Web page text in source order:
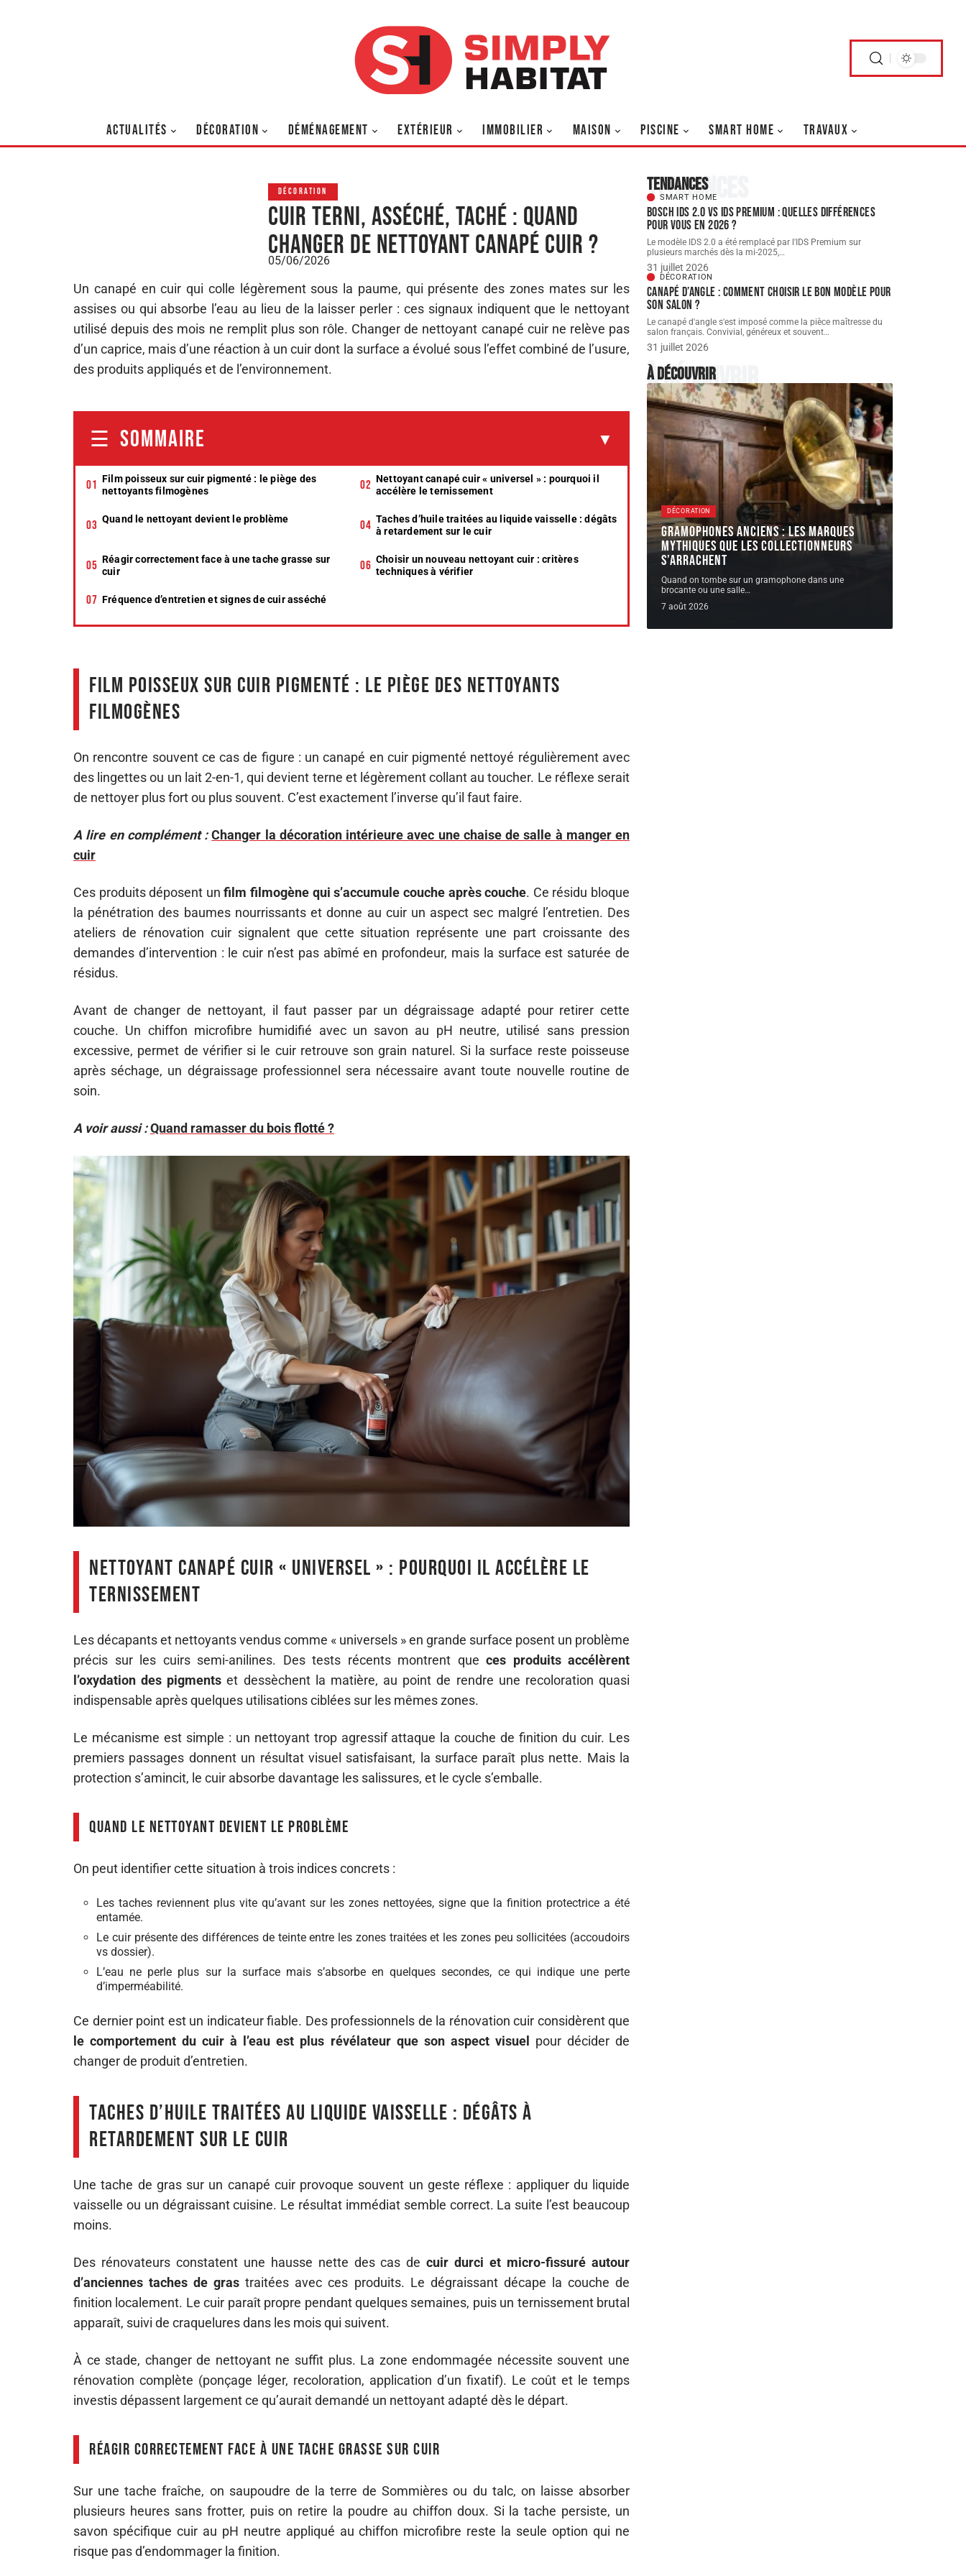
ACTUALITÉS DÉCORATION DÉMÉNAGEMENT EXTÉRIEUR IMMOBILIER MAISON PISCINE SMART HOME TRAVAUX
DÉCORATION
Cuir terni, asséché, taché : quand
changer de nettoyant Canapé cuir ?
05/06/2026
Un canapé en cuir qui colle légèrement sous la paume, qui présente des zones mates sur les
assises ou qui absorbe l’eau au lieu de la laisser perler : ces signaux indiquent que le nettoyant
utilisé depuis des mois ne remplit plus son rôle. Changer de nettoyant canapé cuir ne relève pas
d’un caprice, mais d’une réaction à un cuir dont la surface a évolué sous l’effet combiné de l’usure,
des produits appliqués et de l’environnement.
SOMMAIRE
Film poisseux sur cuir pigmenté : le piège des
nettoyants filmogènes
Nettoyant canapé cuir « universel » : pourquoi il
accélère le ternissement
Quand le nettoyant devient le problème
Taches d’huile traitées au liquide vaisselle : dégâts
à retardement sur le cuir
Réagir correctement face à une tache grasse sur
cuir
Choisir un nouveau nettoyant cuir : critères
techniques à vérifier
Fréquence d’entretien et signes de cuir asséché
Film poisseux sur cuir pigmenté : le piège des nettoyants
filmogènes
On rencontre souvent ce cas de figure : un canapé en cuir pigmenté nettoyé régulièrement avec
des lingettes ou un lait 2-en-1, qui devient terne et légèrement collant au toucher. Le réflexe serait
de nettoyer plus fort ou plus souvent. C’est exactement l’inverse qu’il faut faire.
A lire en complément : Changer la décoration intérieure avec une chaise de salle à manger en
cuir
Ces produits déposent unfilm filmogène qui s’accumule couche après couche. Ce résidu bloque
la pénétration des baumes nourrissants et donne au cuir un aspect sec malgré l’entretien. Des
ateliers de rénovation cuir signalent que cette situation représente une part croissante des
demandes d’intervention : le cuir n’est pas abîmé en profondeur, mais la surface est saturée de
résidus.
Avant de changer de nettoyant, il faut passer par un dégraissage adapté pour retirer cette
couche. Un chiffon microfibre humidifié avec un savon au pH neutre, utilisé sans pression
excessive, permet de vérifier si le cuir retrouve son grain naturel. Si la surface reste poisseuse
après séchage, un dégraissage professionnel sera nécessaire avant toute nouvelle routine de
soin.
A voir aussi :Quand ramasser du bois flotté ?
Nettoyant canapé cuir « universel » : pourquoi il accélère le
ternissement
Les décapants et nettoyants vendus comme « universels » en grande surface posent un problème
précis sur les cuirs semi-anilines. Des tests récents montrent que ces produits accélèrent
l’oxydation des pigments et dessèchent la matière, au point de rendre une recoloration quasi
indispensable après quelques utilisations ciblées sur les mêmes zones.
Le mécanisme est simple : un nettoyant trop agressif attaque la couche de finition du cuir. Les
premiers passages donnent un résultat visuel satisfaisant, la surface paraît plus nette. Mais la
protection s’amincit, le cuir absorbe davantage les salissures, et le cycle s’emballe.
Quand le nettoyant devient le problème
On peut identifier cette situation à trois indices concrets :
Les taches reviennent plus vite qu’avant sur les zones nettoyées, signe que la finition protectrice a été
entamée.
Le cuir présente des différences de teinte entre les zones traitées et les zones peu sollicitées (accoudoirs
vs dossier).
L’eau ne perle plus sur la surface mais s’absorbe en quelques secondes, ce qui indique une perte
d’imperméabilité.
Ce dernier point est un indicateur fiable. Des professionnels de la rénovation cuir considèrent que
le comportement du cuir à l’eau est plus révélateur que son aspect visuel
pour décider de
changer de produit d’entretien.
Taches d’huile traitées au liquide vaisselle : dégâts à
retardement sur le cuir
Une tache de gras sur un canapé cuir provoque souvent un geste réflexe : appliquer du liquide
vaisselle ou un dégraissant cuisine. Le résultat immédiat semble correct. La suite l’est beaucoup
moins.
Des rénovateurs constatent une hausse nette des cas decuir durci et micro-fissuré autour
d’anciennes taches de gras traitées avec ces produits. Le dégraissant décape la couche de
finition localement. Le cuir paraît propre pendant quelques semaines, puis un ternissement brutal
apparaît, suivi de craquelures dans les mois qui suivent.
À ce stade, changer de nettoyant ne suffit plus. La zone endommagée nécessite souvent une
rénovation complète (ponçage léger, recoloration, application d’un fixatif). Le coût et le temps
investis dépassent largement ce qu’aurait demandé un nettoyant adapté dès le départ.
Réagir correctement face à une tache grasse sur cuir
Sur une tache fraîche, on saupoudre de la terre de Sommières ou du talc, on laisse absorber
plusieurs heures sans frotter, puis on retire la poudre au chiffon doux. Si la tache persiste, un
savon spécifique cuir au pH neutre appliqué au chiffon microfibre reste la seule option qui ne
risque pas d’endommager la finition.
Tendances
Tendances
SMART HOME
Bosch IDS 2.0 vs ids premium : quelles différences
pour vous en 2026 ?
Le modèle IDS 2.0 a été remplacé par l'IDS Premium sur
plusieurs marchés dès la mi-2025,…
31 juillet 2026
DÉCORATION
Canapé d’angle : comment choisir le bon modèle pour
son salon ?
Le canapé d'angle s'est imposé comme la pièce maîtresse du
salon français. Convivial, généreux et souvent…
31 juillet 2026
À découvrir
À découvrir
DÉCORATION
Gramophones anciens : les marques
mythiques que les collectionneurs
s’arrachent
Quand on tombe sur un gramophone dans une
brocante ou une salle…
7 août 2026